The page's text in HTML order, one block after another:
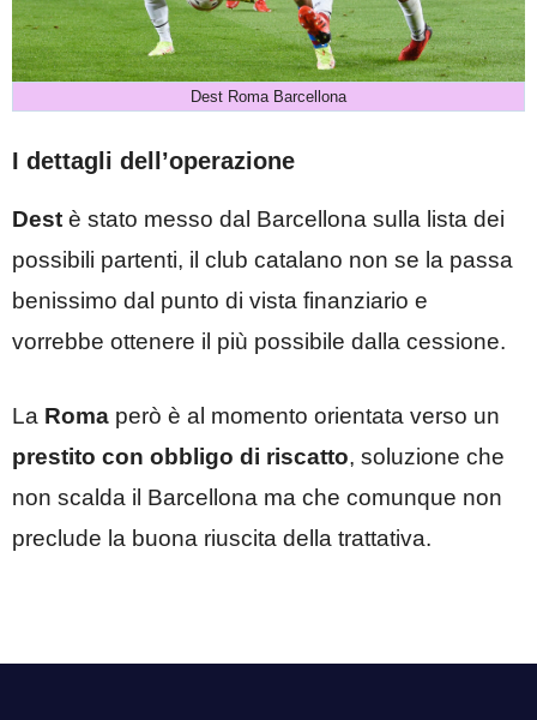
Dest Roma Barcellona
I dettagli dell’operazione
Dest è stato messo dal Barcellona sulla lista dei
possibili partenti, il club catalano non se la passa
benissimo dal punto di vista finanziario e
vorrebbe ottenere il più possibile dalla cessione.
La Roma però è al momento orientata verso un
prestito con obbligo di riscatto, soluzione che
non scalda il Barcellona ma che comunque non
preclude la buona riuscita della trattativa.